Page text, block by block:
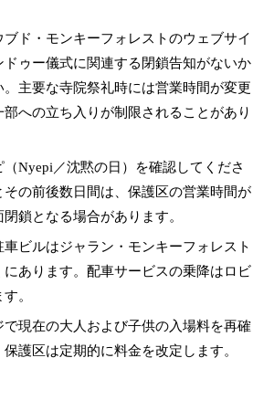
ド・モンキーフォレストのウェブサイ
ドゥー儀式に関連する閉鎖告知がないか
主要な寺院祭礼時には営業時間が変更
部への立ち入りが制限されることがあり
Nyepi／沈黙の日）を確認してくださ
その前後数日間は、保護区の営業時間が
鎖となる場合があります。
ビルはジャラン・モンキーフォレスト
あります。配車サービスの乗降はロビ
。
現在の大人および子供の入場料を再確
護区は定期的に料金を改定します。